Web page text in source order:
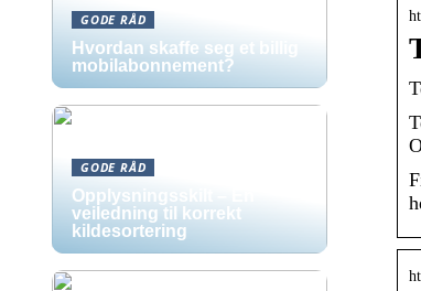
GODE RÅD
Hvordan skaffe seg et billig
mobilabonnement?
GODE RÅD
Opplysningsskilt – En
veiledning til korrekt
kildesortering